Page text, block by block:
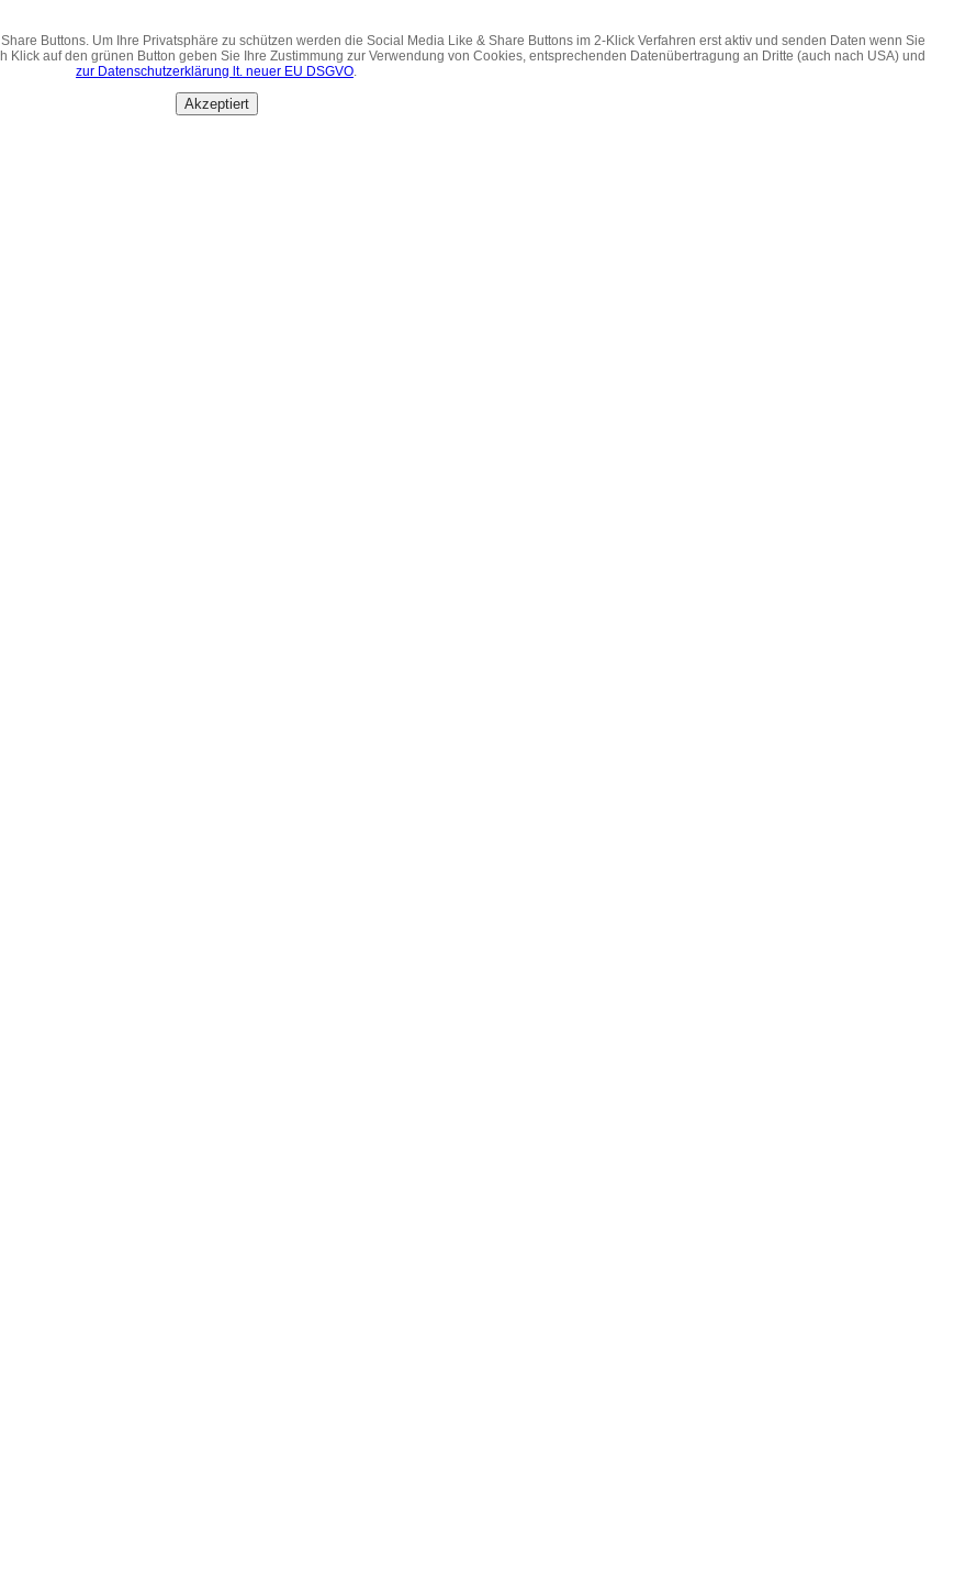
Buttons. Um Ihre Privatsphäre zu schützen werden die Social Media Like & Share Buttons im 2-Klick Verfahren erst aktiv und senden Daten wenn Sie
auf den grünen Button geben Sie Ihre Zustimmung zur Verwendung von Cookies, entsprechenden Datenübertragung an Dritte (auch nach USA) und
zur Datenschutzerklärung lt. neuer EU DSGVO.
Akzeptiert